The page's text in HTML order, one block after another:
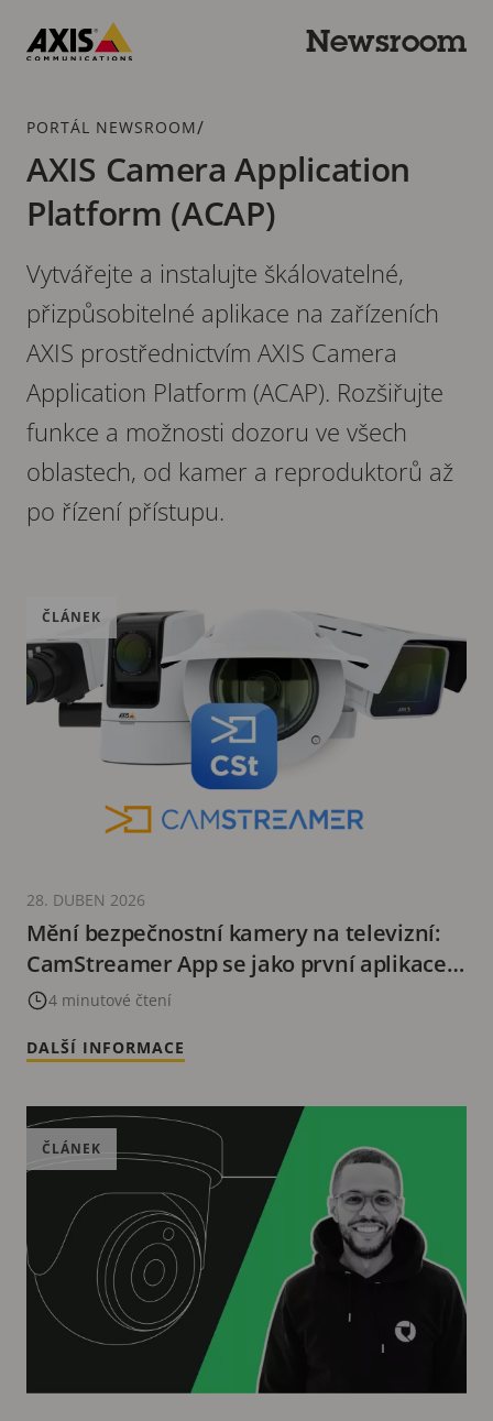
k hlavnímu
obsahu
Newsroom
Drobečková
PORTÁL NEWSROOM/
AXIS Camera Application
Platform (ACAP)
Vytvářejte a instalujte škálovatelné,
přizpůsobitelné aplikace na zařízeních
AXIS prostřednictvím AXIS Camera
Application Platform (ACAP). Rozšiřujte
funkce a možnosti dozoru ve všech
oblastech, od kamer a reproduktorů až
po řízení přístupu.
Mění bezpečnostní kamery na televizní:
CamStreamer App se jako první aplikace z
Česka zařadila mezi ověřený software pro
4 minutové čtení
ČLÁNEK
28. DUBEN 2026
DALŠÍ INFORMACE
ČLÁNEK